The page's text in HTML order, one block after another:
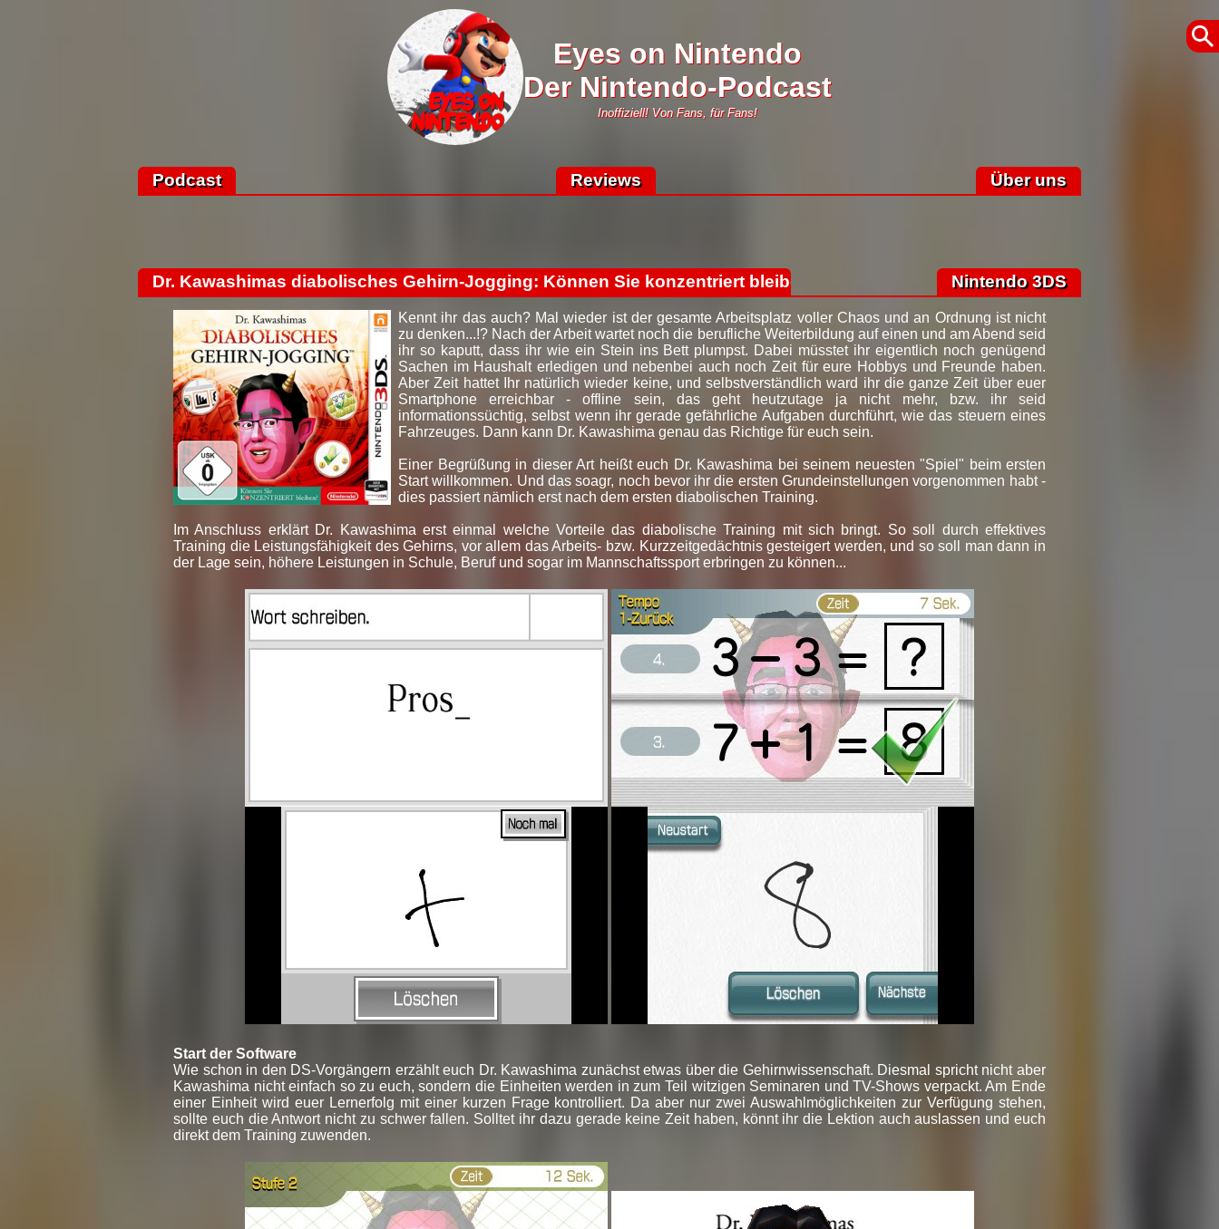
Eyes on Nintendo
Der Nintendo-Podcast
Inoffiziell! Von Fans, für Fans!
Podcast Reviews Über uns
Dr. Kawashimas diabolisches Gehirn-Jogging: Können Sie konzentriert bleiben? Nintendo 3DS
Kennt ihr das auch? Mal wieder ist der gesamte Arbeitsplatz voller Chaos und an Ordnung ist nicht
zu denken...!? Nach der Arbeit wartet noch die berufliche Weiterbildung auf einen und am Abend seid
ihr so kaputt, dass ihr wie ein Stein ins Bett plumpst. Dabei müsstet ihr eigentlich noch genügend
Sachen im Haushalt erledigen und nebenbei auch noch Zeit für eure Hobbys und Freunde haben.
Aber Zeit hattet Ihr natürlich wieder keine, und selbstverständlich ward ihr die ganze Zeit über euer
Smartphone erreichbar - offline sein, das geht heutzutage ja nicht mehr, bzw. ihr seid
informationssüchtig, selbst wenn ihr gerade gefährliche Aufgaben durchführt, wie das steuern eines
Fahrzeuges. Dann kann Dr. Kawashima genau das Richtige für euch sein.
Einer Begrüßung in dieser Art heißt euch Dr. Kawashima bei seinem neuesten "Spiel" beim ersten
Start willkommen. Und das soagr, noch bevor ihr die ersten Grundeinstellungen vorgenommen habt -
dies passiert nämlich erst nach dem ersten diabolischen Training.
Im Anschluss erklärt Dr. Kawashima erst einmal welche Vorteile das diabolische Training mit sich bringt. So soll durch effektives
Training die Leistungsfähigkeit des Gehirns, vor allem das Arbeits- bzw. Kurzzeitgedächtnis gesteigert werden, und so soll man dann in
der Lage sein, höhere Leistungen in Schule, Beruf und sogar im Mannschaftssport erbringen zu können...
Start der Software
Wie schon in den DS-Vorgängern erzählt euch Dr. Kawashima zunächst etwas über die Gehirnwissenschaft. Diesmal spricht nicht aber
Kawashima nicht einfach so zu euch, sondern die Einheiten werden in zum Teil witzigen Seminaren und TV-Shows verpackt. Am Ende
einer Einheit wird euer Lernerfolg mit einer kurzen Frage kontrolliert. Da aber nur zwei Auswahlmöglichkeiten zur Verfügung stehen,
sollte euch die Antwort nicht zu schwer fallen. Solltet ihr dazu gerade keine Zeit haben, könnt ihr die Lektion auch auslassen und euch
direkt dem Training zuwenden.